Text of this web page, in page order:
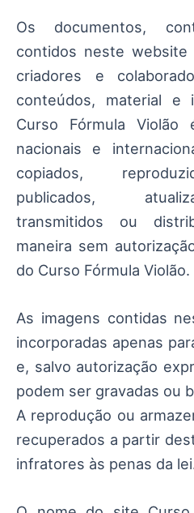
Os documentos,
contidos neste
criadores e
conteúdos, material e
Curso Fórmula
nacionais e
copiados,
publicados,
transmitidos ou
maneira sem
do Curso Fórmula Violão.
As imagens contidas
incorporadas apenas
e, salvo autorização
podem ser gravadas ou
A reprodução ou
recuperados a partir
infratores às penas da